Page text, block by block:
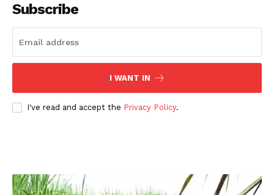
Subscribe
I WANT IN
I've read and accept the Privacy Policy.